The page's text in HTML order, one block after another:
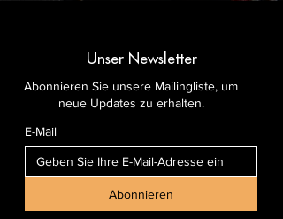
Unser Newsletter
Abonnieren Sie unsere Mailingliste, um
neue Updates zu erhalten.
E-Mail
Abonnieren